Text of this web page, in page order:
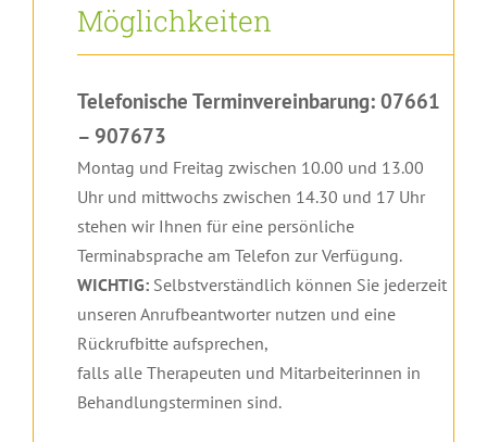
Möglichkeiten
Telefonische Terminvereinbarung: 07661
– 907673
Montag und Freitag zwischen 10.00 und 13.00
Uhr und mittwochs zwischen 14.30 und 17 Uhr
stehen wir Ihnen für eine persönliche
Terminabsprache am Telefon zur Verfügung.
WICHTIG:Selbstverständlich können Sie jederzeit
unseren Anrufbeantworter nutzen und eine
Rückrufbitte aufsprechen,
falls alle Therapeuten und Mitarbeiterinnen in
Behandlungsterminen sind.